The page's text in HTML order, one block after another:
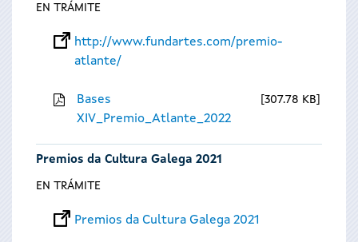
EN TRÁMITE
http://www.fundartes.com/premio-
atlante/
Bases
XIV_Premio_Atlante_2022
307.78 KB
Premios da Cultura Galega 2021
EN TRÁMITE
Premios da Cultura Galega 2021